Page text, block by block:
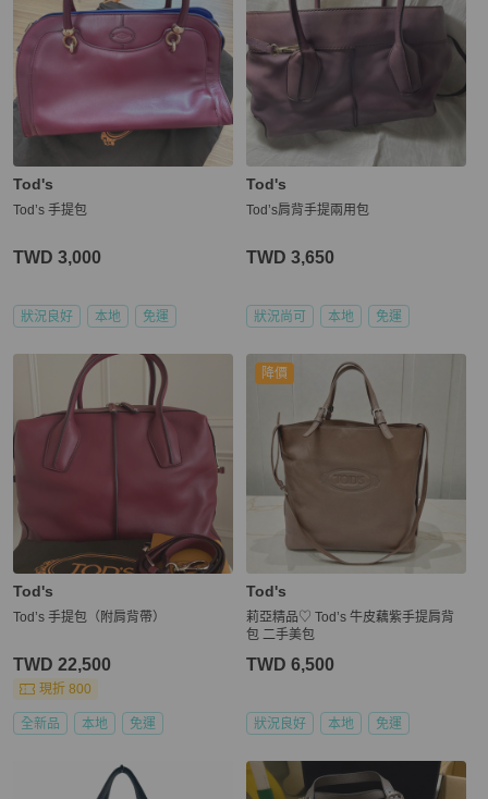
Tod's
Tod’s 手提包
TWD 3,000
狀況良好 本地 免運
Tod's
Tod’s肩背手提兩用包
TWD 3,650
狀況尚可 本地 免運
Tod's
Tod’s 手提包（附肩背帶）
TWD 22,500
現折 800
全新品 本地 免運
降價
Tod's
莉亞精品♡ Tod’s 牛皮藕紫手提肩背
包 二手美包
TWD 6,500
狀況良好 本地 免運